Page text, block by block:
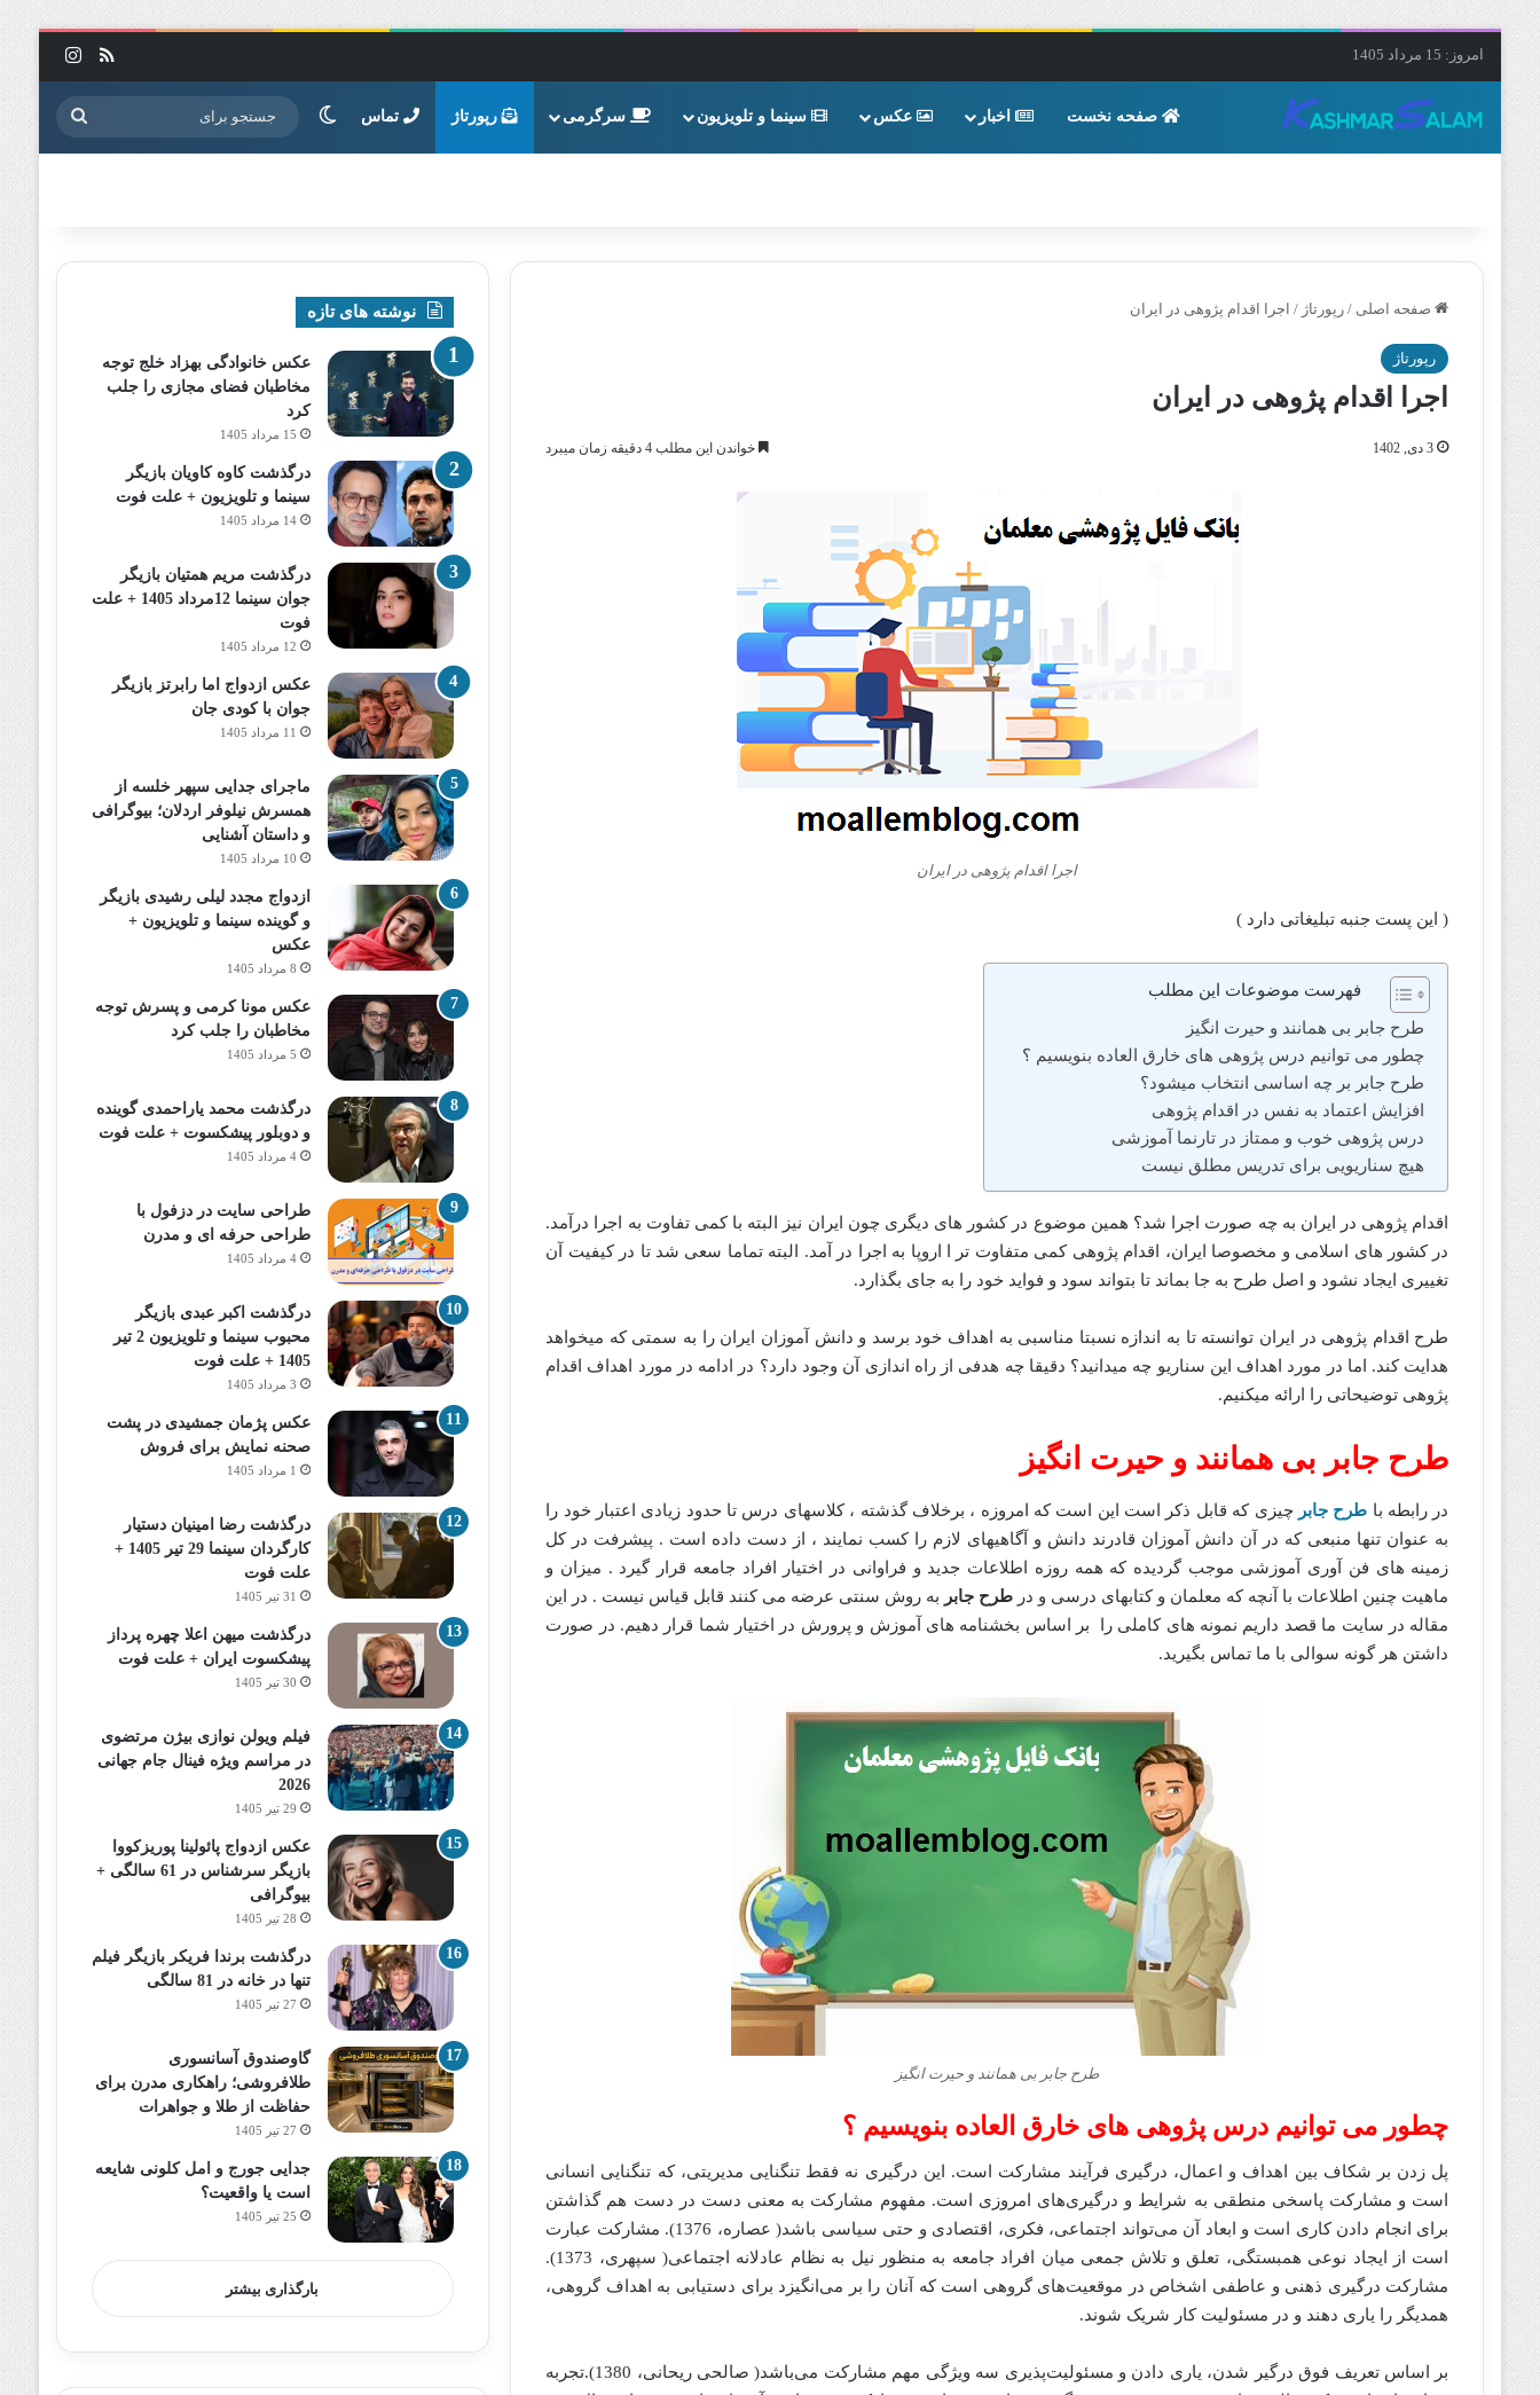
امروز: 15 مرداد 1405 خوراک
صفحه نخست اخبار عکس سینما و تلویزیون سرگرمی رپورتاژ تماس تغییر پوسته جستجو
برای
صفحه اصلی / رپورتاژ / اجرا اقدام پژوهی در ایران
رپورتاژ
اجرا اقدام پژوهی در ایران
3 دی, 1402 خواندن این مطلب 4 دقیقه زمان میبرد
اجرا اقدام پژوهی در ایران
( این پست جنبه تبلیغاتی دارد )
فهرست موضوعات این مطلب
طرح جابر بی همانند و حیرت انگیز
چطور می توانیم درس پژوهی های خارق العاده بنویسیم ؟
طرح جابر بر چه اساسی انتخاب میشود؟
افزایش اعتماد به نفس در اقدام پژوهی
درس پژوهی خوب و ممتاز در تارنما آموزشی
هیچ سناریویی برای تدریس مطلق نیست
اقدام پژوهی در ایران به چه صورت اجرا شد؟ همین موضوع در کشور های دیگری چون ایران نیز البته با کمی تفاوت به اجرا درآمد.
در کشور های اسلامی و مخصوصا ایران، اقدام پژوهی کمی متفاوت تر ا اروپا به اجرا در آمد. البته تماما سعی شد تا در کیفیت آن
تغییری ایجاد نشود و اصل طرح به جا بماند تا بتواند سود و فواید خود را به جای بگذارد.
طرح اقدام پژوهی در ایران توانسته تا به اندازه نسبتا مناسبی به اهداف خود برسد و دانش آموزان ایران را به سمتی که میخواهد
هدایت کند. اما در مورد اهداف این سناریو چه میدانید؟ دقیقا چه هدفی از راه اندازی آن وجود دارد؟ در ادامه در مورد اهداف اقدام
پژوهی توضیحاتی را ارائه میکنیم.
طرح جابر بی همانند و حیرت انگیز
در رابطه با طرح جابر چیزی که قابل ذکر است این است که امروزه ، برخلاف گذشته ، کلاسهای درس تا حدود زیادی اعتبار خود را
به عنوان تنها منبعی که در آن دانش آموزان قادرند دانش و آگاهیهای لازم را کسب نمایند ، از دست داده است . پیشرفت در کل
زمینه های فن آوری آموزشی موجب گردیده که همه روزه اطلاعات جدید و فراوانی در اختیار افراد جامعه قرار گیرد . میزان و
ماهیت چنین اطلاعات با آنچه که معلمان و کتابهای درسی و در طرح جابر به روش سنتی عرضه می کنند قابل قیاس نیست . در این
مقاله در سایت ما قصد داریم نمونه های کاملی را بر اساس بخشنامه های آموزش و پرورش در اختیار شما قرار دهیم. در صورت
داشتن هر گونه سوالی با ما تماس بگیرید.
طرح جابر بی همانند و حیرت انگیز
چطور می توانیم درس پژوهی های خارق العاده بنویسیم ؟
پل زدن بر شکاف بین اهداف و اعمال، درگیری فرآیند مشارکت است. این درگیری نه فقط تنگنایی مدیریتی، که تنگنایی انسانی
است و مشارکت پاسخی منطقی به شرایط و درگیری‌های امروزی است. مفهوم مشارکت به معنی دست در دست هم گذاشتن
برای انجام دادن کاری است و ابعاد آن می‌تواند اجتماعی، فکری، اقتصادی و حتی سیاسی باشد( عصاره، 1376). مشارکت عبارت
است از ایجاد نوعی همبستگی، تعلق و تلاش جمعی میان افراد جامعه به منظور نیل به نظام عادلانه اجتماعی( سپهری، 1373).
مشارکت درگیری ذهنی و عاطفی اشخاص در موقعیت‌های گروهی است که آنان را بر می‌انگیزد برای دستیابی به اهداف گروهی،
همدیگر را یاری دهند و در مسئولیت کار شریک شوند.
بر اساس تعریف فوق درگیر شدن، یاری دادن و مسئولیت‌پذیری سه ویژگی مهم مشارکت می‌باشد( صالحی ریحانی، 1380).تجربه
نوشته های تازه
عکس خانوادگی بهزاد خلج توجه
مخاطبان فضای مجازی را جلب
کرد
15 مرداد 1405
درگذشت کاوه کاویان بازیگر
سینما و تلویزیون + علت فوت
14 مرداد 1405
درگذشت مریم همتیان بازیگر
جوان سینما 12مرداد 1405 + علت
فوت
12 مرداد 1405
عکس ازدواج اما رابرتز بازیگر
جوان با کودی جان
11 مرداد 1405
ماجرای جدایی سپهر خلسه از
همسرش نیلوفر اردلان؛ بیوگرافی
و داستان آشنایی
10 مرداد 1405
ازدواج مجدد لیلی رشیدی بازیگر
و گوینده سینما و تلویزیون +
عکس
8 مرداد 1405
عکس مونا کرمی و پسرش توجه
مخاطبان را جلب کرد
5 مرداد 1405
درگذشت محمد یاراحمدی گوینده
و دوبلور پیشکسوت + علت فوت
4 مرداد 1405
طراحی سایت در دزفول با
طراحی حرفه‌ ای و مدرن
4 مرداد 1405
درگذشت اکبر عبدی بازیگر
محبوب سینما و تلویزیون 2 تیر
1405 + علت فوت
3 مرداد 1405
عکس پژمان جمشیدی در پشت
صحنه نمایش برای فروش
1 مرداد 1405
درگذشت رضا امینیان دستیار
کارگردان سینما 29 تیر 1405 +
علت فوت
31 تیر 1405
درگذشت میهن اعلا چهره پرداز
پیشکسوت ایران + علت فوت
30 تیر 1405
فیلم ویولن نوازی بیژن مرتضوی
در مراسم ویژه فینال جام جهانی
2026
29 تیر 1405
عکس ازدواج پائولینا پوریزکووا
بازیگر سرشناس در 61 سالگی +
بیوگرافی
28 تیر 1405
درگذشت برندا فریکر بازیگر فیلم
تنها در خانه در 81 سالگی
27 تیر 1405
گاوصندوق آسانسوری
طلافروشی؛ راهکاری مدرن برای
حفاظت از طلا و جواهرات
27 تیر 1405
جدایی جورج و امل کلونی شایعه
است یا واقعیت؟
25 تیر 1405
بارگذاری بیشتر